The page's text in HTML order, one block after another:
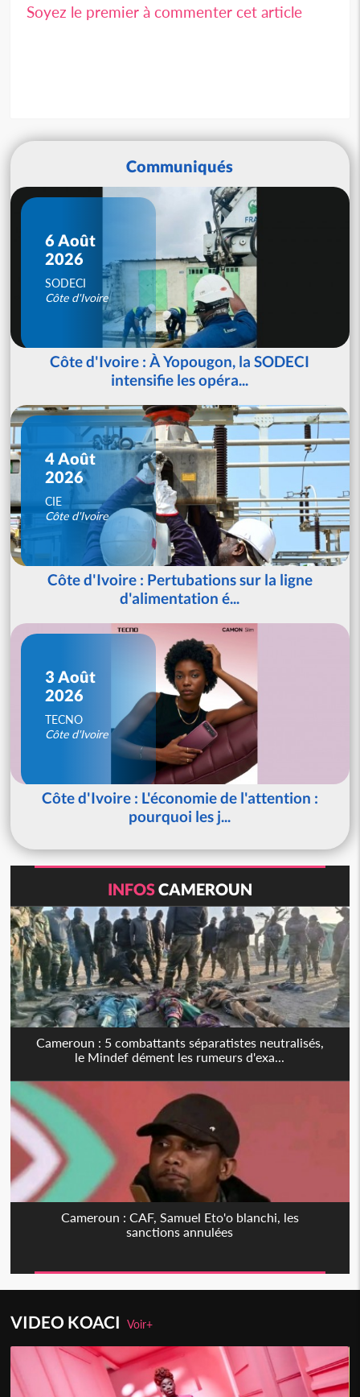
Soyez le premier à commenter cet article
Communiqués
6 Août
2026
SODECI
Côte d'Ivoire
Côte d'Ivoire : À Yopougon, la SODECI
intensifie les opéra...
4 Août
2026
CIE
Côte d'Ivoire
Côte d'Ivoire : Pertubations sur la ligne
d'alimentation é...
3 Août
2026
TECNO
Côte d'Ivoire
Côte d'Ivoire : L'économie de l'attention :
pourquoi les j...
INFOSCAMEROUN
Cameroun : 5 combattants séparatistes neutralisés,
le Mindef dément les rumeurs d'exa...
Cameroun : CAF, Samuel Eto'o blanchi, les
sanctions annulées
VIDEO KOACIVoir+